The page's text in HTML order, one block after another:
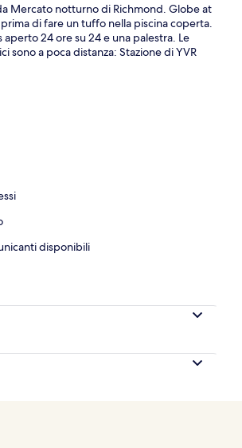
Piscina
Mercato notturno di Richmond. Globe at
di fare un tuffo nella piscina coperta.
24 ore su 24 e una palestra. Le
a poca distanza: Stazione di YVR
disponibili